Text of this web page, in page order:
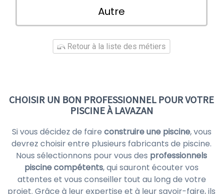
Autre
Retour à la liste des métiers
CHOISIR UN BON PROFESSIONNEL POUR VOTRE
PISCINE À LAVAZAN
Si vous décidez de faire construire une piscine, vous
devrez choisir entre plusieurs fabricants de piscine.
Nous sélectionnons pour vous des professionnels
piscine compétents, qui sauront écouter vos
attentes et vous conseiller tout au long de votre
projet. Grâce à leur expertise et à leur savoir-faire, ils